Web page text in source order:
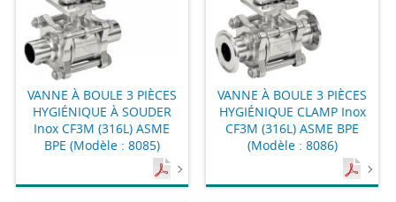
VANNE À BOULE 3 PIÈCES
HYGIÉNIQUE À SOUDER
Inox CF3M (316L) ASME
BPE (Modèle : 8085)
VANNE À BOULE 3 PIÈCES
HYGIÉNIQUE CLAMP Inox
CF3M (316L) ASME BPE
(Modèle : 8086)